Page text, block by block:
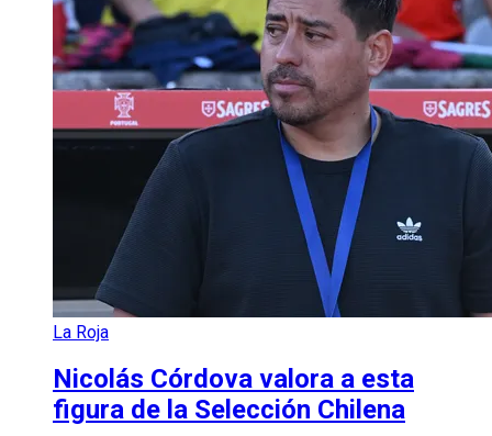
La Roja
Nicolás Córdova valora a esta
figura de la Selección Chilena